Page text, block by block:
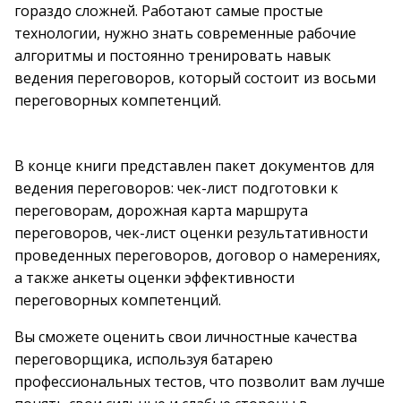
гораздо сложней. Работают самые простые
технологии, нужно знать современные рабочие
алгоритмы и постоянно тренировать навык
ведения переговоров, который состоит из восьми
переговорных компетенций.
В конце книги представлен пакет документов для
ведения переговоров: чек-лист подготовки к
переговорам, дорожная карта маршрута
переговоров, чек-лист оценки результативности
проведенных переговоров, договор о намерениях,
а также анкеты оценки эффективности
переговорных компетенций.
Вы сможете оценить свои личностные качества
переговорщика, используя батарею
профессиональных тестов, что позволит вам лучше